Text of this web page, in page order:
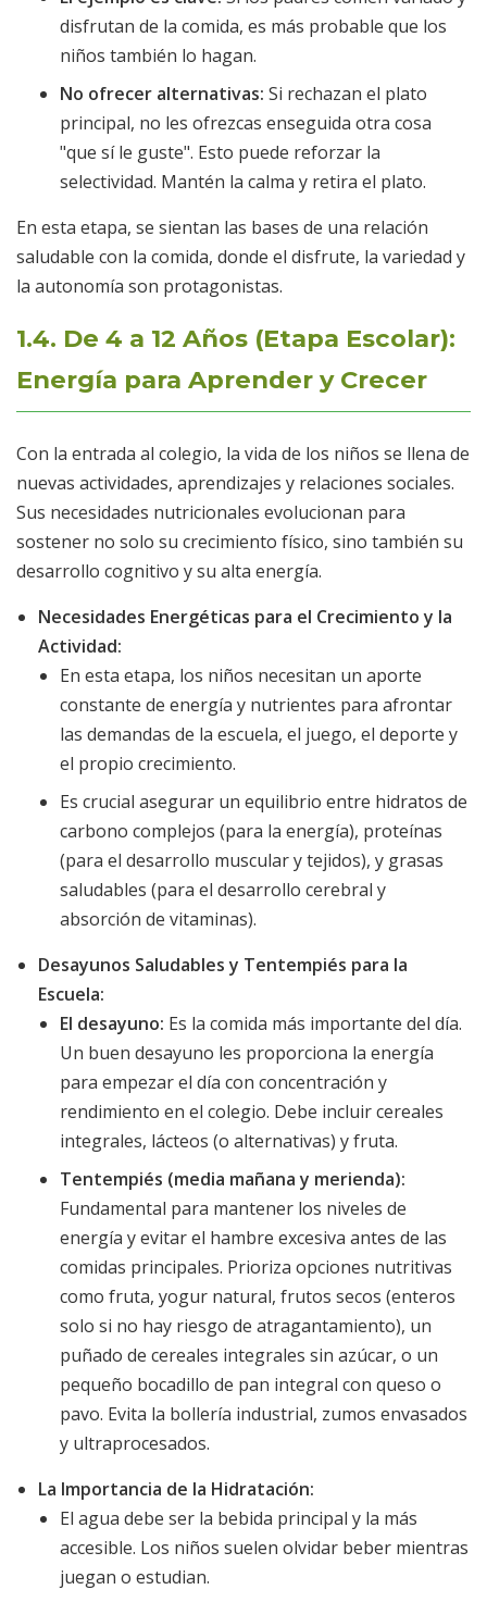
disfrutan de la comida, es más probable que los
niños también lo hagan.
No ofrecer alternativas: Si rechazan el plato
principal, no les ofrezcas enseguida otra cosa
"que sí le guste". Esto puede reforzar la
selectividad. Mantén la calma y retira el plato.
En esta etapa, se sientan las bases de una relación
saludable con la comida, donde el disfrute, la variedad y
la autonomía son protagonistas.
1.4. De 4 a 12 Años (Etapa Escolar):
Energía para Aprender y Crecer
Con la entrada al colegio, la vida de los niños se llena de
nuevas actividades, aprendizajes y relaciones sociales.
Sus necesidades nutricionales evolucionan para
sostener no solo su crecimiento físico, sino también su
desarrollo cognitivo y su alta energía.
Necesidades Energéticas para el Crecimiento y la
Actividad:
En esta etapa, los niños necesitan un aporte
constante de energía y nutrientes para afrontar
las demandas de la escuela, el juego, el deporte y
el propio crecimiento.
Es crucial asegurar un equilibrio entre hidratos de
carbono complejos (para la energía), proteínas
(para el desarrollo muscular y tejidos), y grasas
saludables (para el desarrollo cerebral y
absorción de vitaminas).
Desayunos Saludables y Tentempiés para la
Escuela:
El desayuno: Es la comida más importante del día.
Un buen desayuno les proporciona la energía
para empezar el día con concentración y
rendimiento en el colegio. Debe incluir cereales
integrales, lácteos (o alternativas) y fruta.
Tentempiés (media mañana y merienda):
Fundamental para mantener los niveles de
energía y evitar el hambre excesiva antes de las
comidas principales. Prioriza opciones nutritivas
como fruta, yogur natural, frutos secos (enteros
solo si no hay riesgo de atragantamiento), un
puñado de cereales integrales sin azúcar, o un
pequeño bocadillo de pan integral con queso o
pavo. Evita la bollería industrial, zumos envasados
y ultraprocesados.
La Importancia de la Hidratación:
El agua debe ser la bebida principal y la más
accesible. Los niños suelen olvidar beber mientras
juegan o estudian.